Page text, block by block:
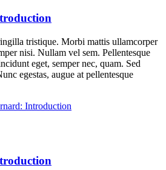
tristique. Morbi mattis ullamcorper
nisi. Nullam vel sem. Pellentesque
eget, semper nec, quam. Sed
egestas, augue at pellentesque
Introduction